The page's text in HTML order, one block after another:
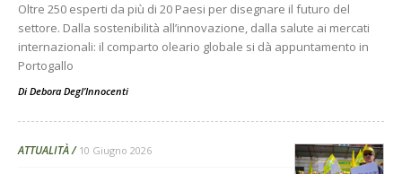
Oltre 250 esperti da più di 20 Paesi per disegnare il futuro del
settore. Dalla sostenibilità all’innovazione, dalla salute ai mercati
internazionali: il comparto oleario globale si dà appuntamento in
Portogallo
Di Debora Degl’Innocenti
ATTUALITÀ 10 Giugno 2026